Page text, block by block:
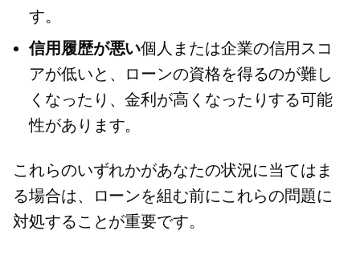
す。
信用履歴が悪い個人または企業の信用スコ
アが低いと、ローンの資格を得るのが難し
くなったり、金利が高くなったりする可能
性があります。
これらのいずれかがあなたの状況に当てはま
る場合は、ローンを組む前にこれらの問題に
対処することが重要です。